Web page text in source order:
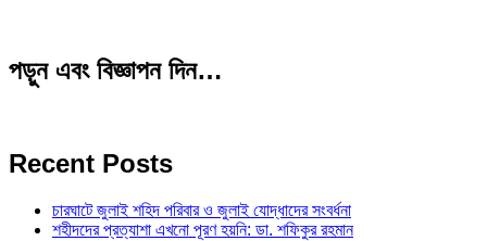
পড়ুন এবং বিজ্ঞাপন দিন…
Recent Posts
চারঘাটে জুলাই শহিদ পরিবার ও জুলাই যোদ্ধাদের সংবর্ধনা
শহীদদের প্রত্যাশা এখনো পূরণ হয়নি: ডা. শফিকুর রহমান